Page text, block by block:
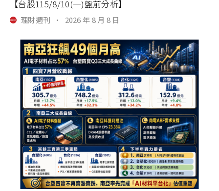
【台股115/8/10(一)盤前分析】
理財週刊 · 2026 年 8 月 8 日